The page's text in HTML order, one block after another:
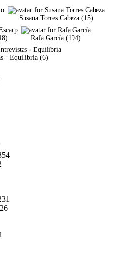
Susana Torres Cabeza(15)
) Rafa García (194)
- Equilibria (6)